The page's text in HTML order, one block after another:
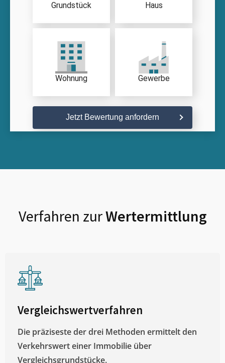
Grundstück Haus
Wohnung Gewerbe
Jetzt Bewertung anfordern
Verfahren zurWertermittlung
Vergleichswertverfahren
Die präziseste der drei Methoden ermittelt den
Verkehrswert einer Immobilie über
Vergleichsgrundstücke.